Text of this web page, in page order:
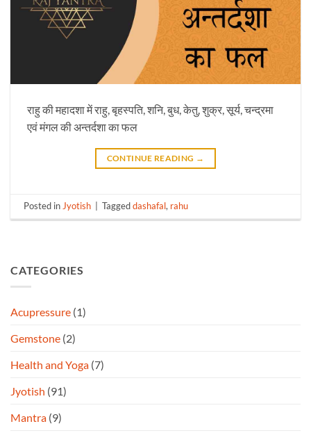
राहु की महादशा में राहु, बृहस्पति, शनि, बुध, केतु, शुक्र, सूर्य, चन्द्रमा
एवं मंगल की अन्तर्दशा का फल
CONTINUE READING →
Posted inJyotish Taggeddashafal, rahu
CATEGORIES
Acupressure (1)
Gemstone (2)
Health and Yoga (7)
Jyotish (91)
Mantra (9)